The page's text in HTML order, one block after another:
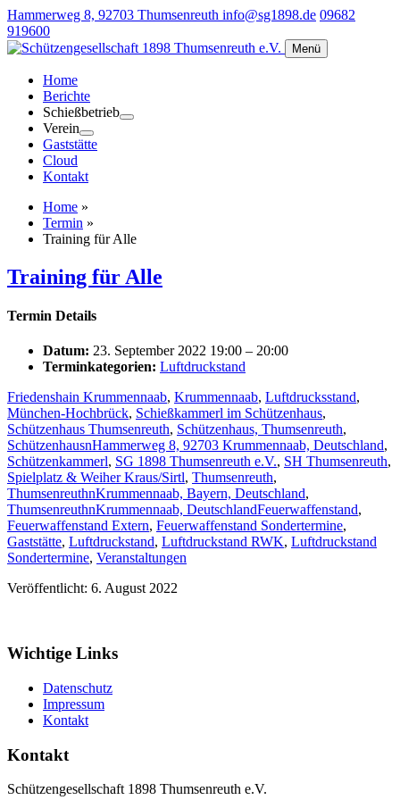
Hammerweg 8, 92703 Thumsenreuth info@sg1898.de 09682
919600
Menü
Home
Berichte
Schießbetrieb
Verein
Gaststätte
Cloud
Kontakt
Home »
Termin »
Training für Alle
Training für Alle
Termin Details
Datum: 23. September 2022 19:00 – 20:00
Terminkategorien: Luftdruckstand
Friedenshain Krummennaab, Krummennaab, Luftdrucksstand,
München-Hochbrück, Schießkammerl im Schützenhaus,
Schützenhaus Thumsenreuth, Schützenhaus, Thumsenreuth,
SchützenhausnHammerweg 8, 92703 Krummennaab, Deutschland,
Schützenkammerl, SG 1898 Thumsenreuth e.V., SH Thumsenreuth,
Spielplatz & Weiher Kraus/Sirtl, Thumsenreuth,
ThumsenreuthnKrummennaab, Bayern, Deutschland,
ThumsenreuthnKrummennaab, DeutschlandFeuerwaffenstand,
Feuerwaffenstand Extern, Feuerwaffenstand Sondertermine,
Gaststätte, Luftdruckstand, Luftdruckstand RWK, Luftdruckstand
Sondertermine, Veranstaltungen
Veröffentlicht: 6. August 2022
Wichtige Links
Datenschutz
Impressum
Kontakt
Kontakt
Schützengesellschaft 1898 Thumsenreuth e.V.